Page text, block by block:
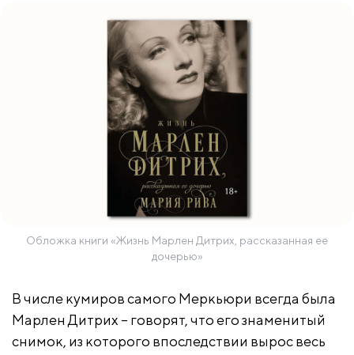
Обложка книги «Жизнь Марлен Дитрих, рассказанная ее
дочерью»
В числе кумиров самого Меркьюри всегда была
Марлен Дитрих – говорят, что его знаменитый
снимок, из которого впоследствии вырос весь